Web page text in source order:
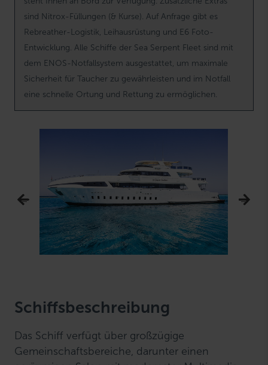
sind Nitrox-Füllungen (& Kurse). Auf Anfrage gibt es
Rebreather-Logistik, Leihausrüstung und E6 Foto-
Entwicklung. Alle Schiffe der Sea Serpent Fleet sind mit
dem ENOS-Notfallsystem ausgestattet, um maximale
Sicherheit für Taucher zu gewährleisten und im Notfall
eine schnelle Ortung und Rettung zu ermöglichen.
Schiffsbeschreibung
Das Schiff verfügt über großzügige
Gemeinschaftsbereiche, darunter einen